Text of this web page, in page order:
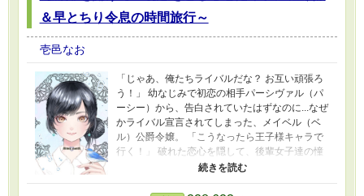
＆早とちり令息の時間旅行～
壱邑なお
「じゃあ、俺たちライバルだな？ お互い頑張ろ
う！」 幼なじみで初恋の相手パーシヴァル（パ
ーシー）から、告白されていたはずなのに...なぜ
かライバル宣言されてしまった、メイベル（ベ
ル）公爵令嬢。 「こうなったら王子様キャラで
行く！」 破れた恋心を隠して、後輩女子達の憧
れ、魔法学園のプリンスを目指して。 ついには